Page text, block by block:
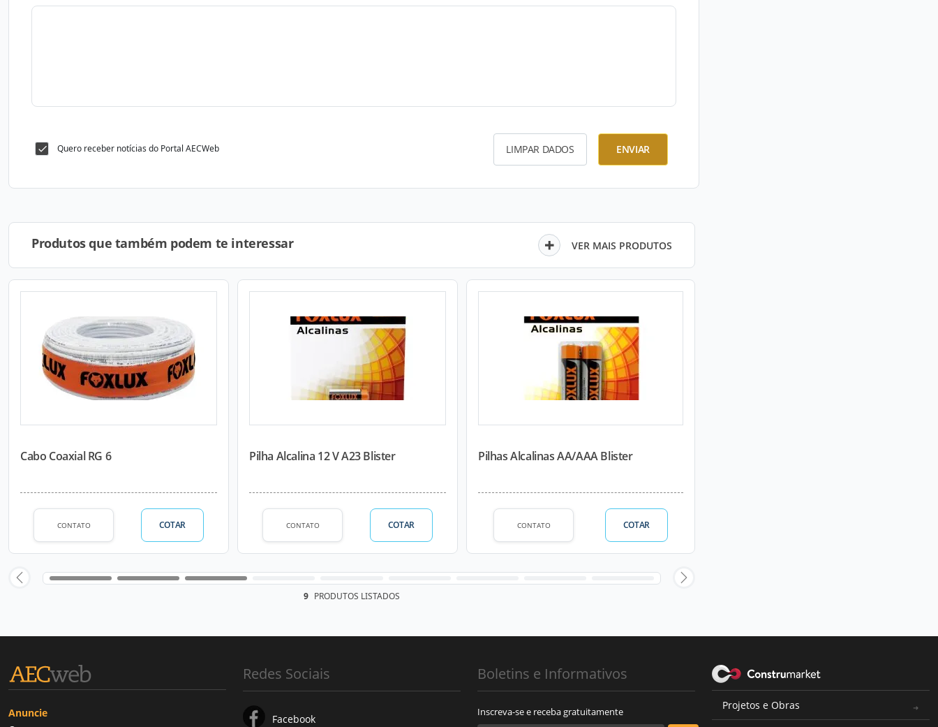
Quero receber notícias do Portal AECWeb LIMPAR DADOS ENVIAR
Produtos que também podem te interessar VER MAIS PRODUTOS
Cabo Coaxial RG 6
CONTATO COTAR
Pilha Alcalina 12 V A23 Blister
CONTATO COTAR
Pilhas Alcalinas AA/AAA Blister
CONTATO COTAR
9 PRODUTOS LISTADOS
Anuncie
Redes Sociais
Facebook
Boletins e Informativos
Inscreva-se e receba gratuitamente
Projetos e Obras